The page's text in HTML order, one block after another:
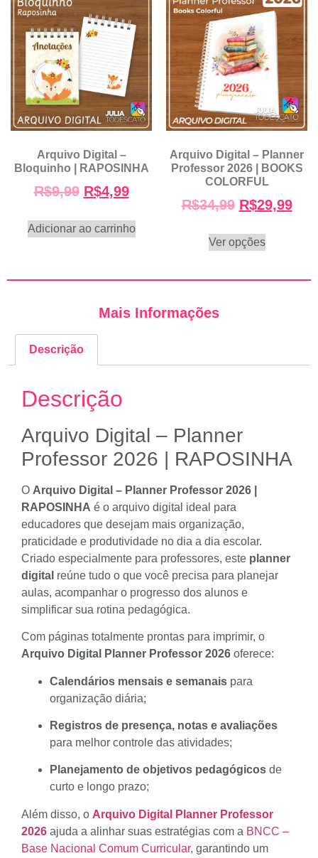
Arquivo Digital –
Bloquinho | RAPOSINHA
R$9,99 R$4,99
Adicionar ao carrinho
Arquivo Digital – Planner
Professor 2026 | BOOKS
COLORFUL
R$34,99 R$29,99
Ver opções
Mais Informações
Descrição
Descrição
Arquivo Digital – Planner
Professor 2026 | RAPOSINHA
O Arquivo Digital – Planner Professor 2026 |
RAPOSINHA é o arquivo digital ideal para
educadores que desejam mais organização,
praticidade e produtividade no dia a dia escolar.
Criado especialmente para professores, este planner
digital reúne tudo o que você precisa para planejar
aulas, acompanhar o progresso dos alunos e
simplificar sua rotina pedagógica.
Com páginas totalmente prontas para imprimir, o
Arquivo Digital Planner Professor 2026 oferece:
Calendários mensais e semanais para
organização diária;
Registros de presença, notas e avaliações
para melhor controle das atividades;
Planejamento de objetivos pedagógicos de
curto e longo prazo;
Além disso, o Arquivo Digital Planner Professor
2026 ajuda a alinhar suas estratégias com a BNCC –
Base Nacional Comum Curricular, garantindo um